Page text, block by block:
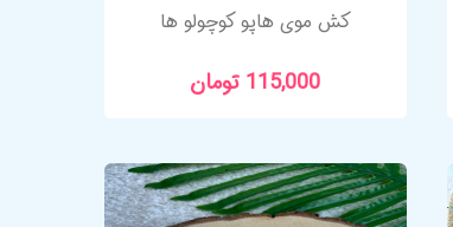
کش موی هاپو کوچولو ها
115,000 تومان